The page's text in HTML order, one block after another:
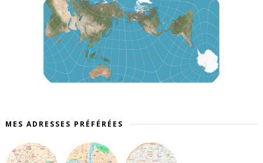
MES ADRESSES PRÉFÉRÉES